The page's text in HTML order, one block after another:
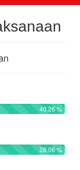
40.26 %
28.06 %